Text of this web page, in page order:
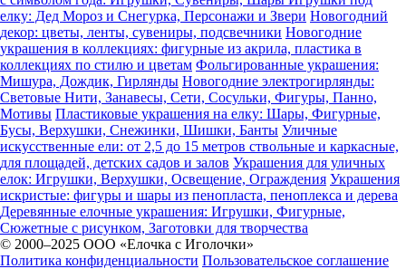
елку: Дед Мороз и Снегурка, Персонажи и Звери Новогодний
декор: цветы, ленты, сувениры, подсвечники Новогодние
украшения в коллекциях: фигурные из акрила, пластика в
коллекциях по стилю и цветам Фольгированные украшения:
Мишура, Дождик, Гирлянды Новогодние электрогирлянды:
Световые Нити, Занавесы, Сети, Сосульки, Фигуры, Панно,
Мотивы Пластиковые украшения на елку: Шары, Фигурные,
Бусы, Верхушки, Снежинки, Шишки, Банты Уличные
искусственные ели: от 2,5 до 15 метров ствольные и каркасные,
для площадей, детских садов и залов Украшения для уличных
елок: Игрушки, Верхушки, Освещение, Ограждения Украшения
искристые: фигуры и шары из пенопласта, пеноплекса и дерева
Деревянные елочные украшения: Игрушки, Фигурные,
Сюжетные с рисунком, Заготовки для творчества
© 2000–2025 ООО «Елочка с Иголочки»
Политика конфиденциальности Пользовательское соглашение